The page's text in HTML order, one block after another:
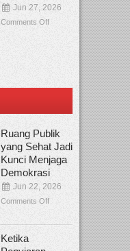
Jun 27, 2026
Comments Off
Ruang Publik
yang Sehat Jadi
Kunci Menjaga
Demokrasi
Jun 22, 2026
Comments Off
Ketika